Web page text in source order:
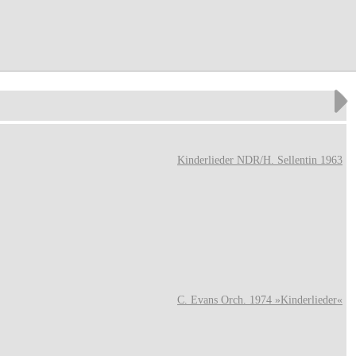
Kinderlieder NDR/H. Sellentin 1963
C. Evans Orch. 1974 »Kinderlieder«